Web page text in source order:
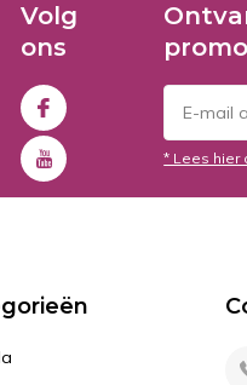
Volg
ons
* Lees hier